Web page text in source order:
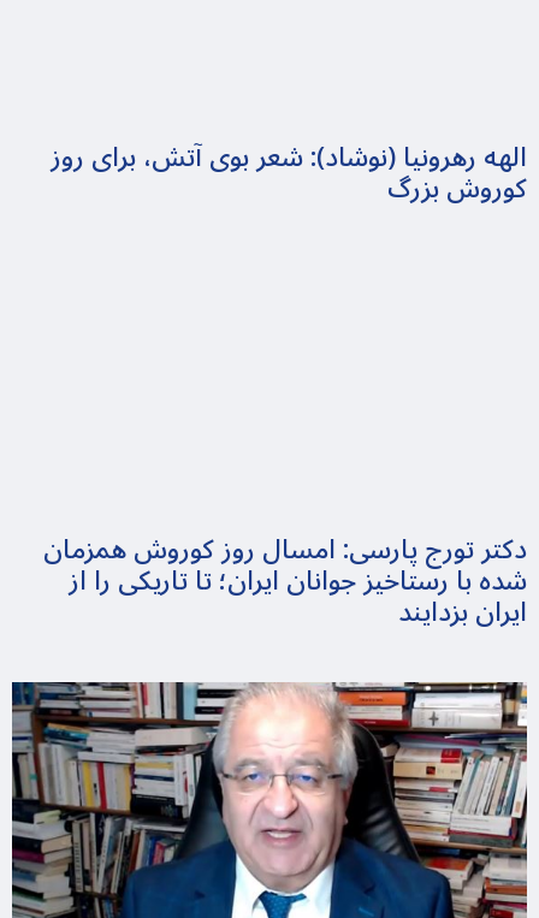
الهه رهرونیا (نوشاد): شعر بوی آتش، برای روز
کوروش بزرگ
دکتر تورج پارسی: امسال روز کوروش همزمان
شده با رستاخیز جوانان ایران؛ تا تاریکی را از
ایران بزدایند